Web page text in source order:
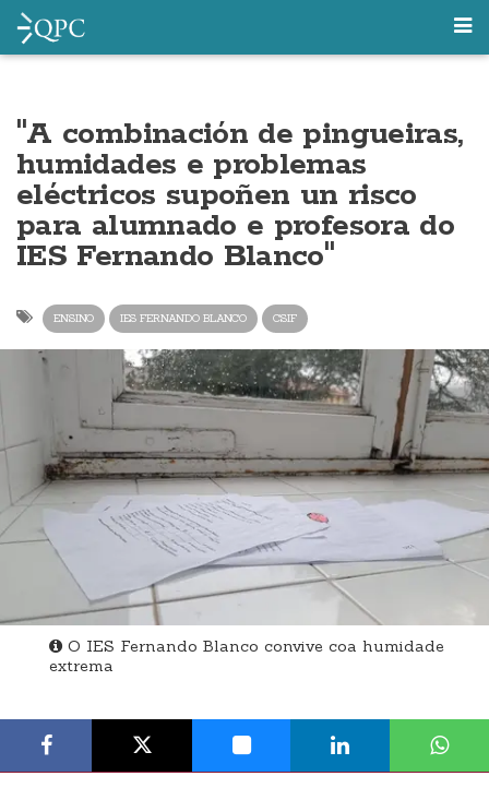
"A combinación de pingueiras,
humidades e problemas
eléctricos supoñen un risco
para alumnado e profesora do
IES Fernando Blanco"
ENSINO IES FERNANDO BLANCO CSIF
O IES Fernando Blanco convive coa humidade
extrema